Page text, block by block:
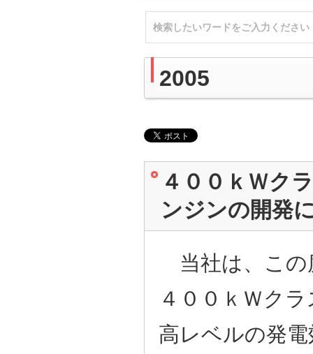
2005
４００ｋＷク
ンジンの開発
当社は、この
４００ｋＷク
高レベルの発